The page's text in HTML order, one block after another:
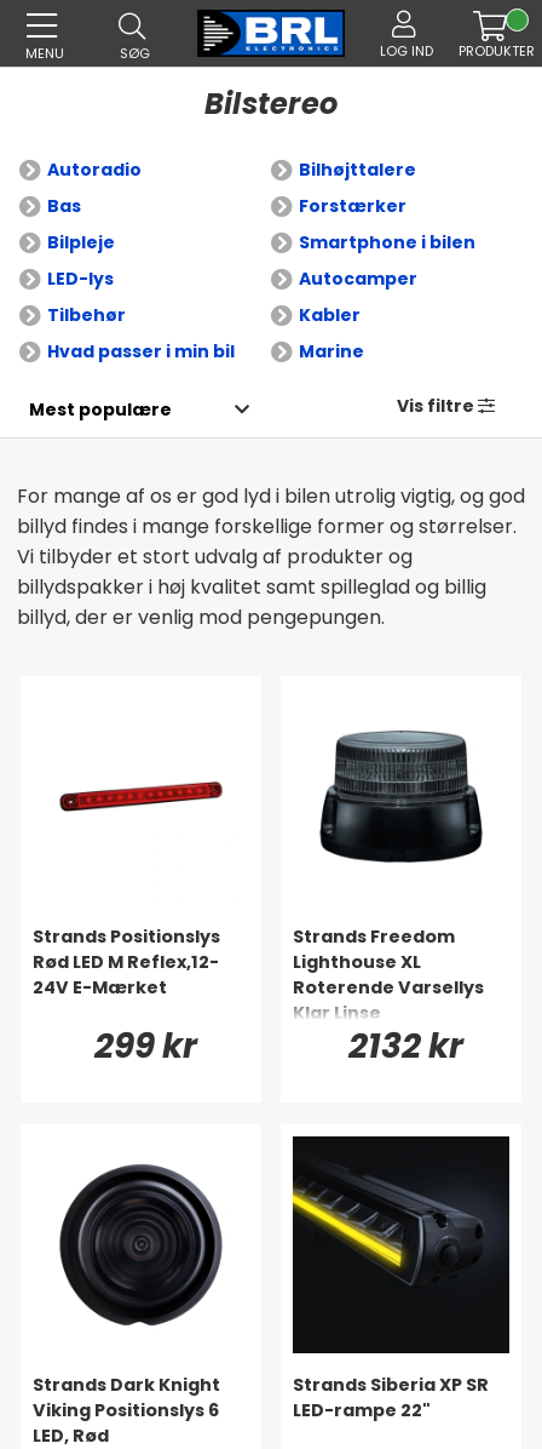
MENU SØG LOG IND PRODUKTER
Bilstereo
Autoradio
Bilhøjttalere
Bas
Forstærker
Bilpleje
Smartphone i bilen
LED-lys
Autocamper
Tilbehør
Kabler
Hvad passer i min bil
Marine
For mange af os er god lyd i bilen utrolig vigtig, og god
billyd findes i mange forskellige former og størrelser.
Vi tilbyder et stort udvalg af produkter og
billydspakker i høj kvalitet samt spilleglad og billig
billyd, der er venlig mod pengepungen.
Vis filtre
Strands Positionslys
Rød LED M Reflex,12-
24V E-Mærket
299 kr
Strands Freedom
Lighthouse XL
Roterende Varsellys
Klar Linse
2132 kr
Strands Dark Knight
Viking Positionslys 6
LED, Rød
Strands Siberia XP SR
LED-rampe 22"